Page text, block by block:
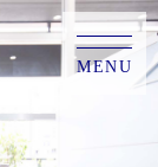
MENU